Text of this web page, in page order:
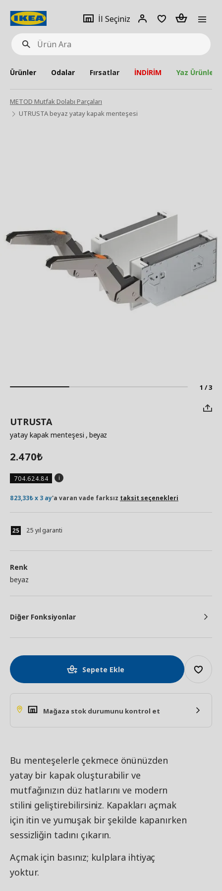
Ürün
Ara
İl Seçiniz
Giriş
Adet
Ürünler Odalar Fırsatlar İNDİRİM Yaz Ürünleri
METOD Mutfak Dolabı Parçaları
UTRUSTA beyaz yatay kapak menteşesi
1 / 3
UTRUSTA
yatay kapak menteşesi , beyaz
2.470₺
704.624.84
823,33₺ x 3 ay'a varan vade farksız taksit seçenekleri
25 yıl garanti
Renk
beyaz
Diğer Fonksiyonlar
Sepete Ekle
Mağaza stok durumunu kontrol et
Bu menteşelerle çekmece önünüzden
yatay bir kapak oluşturabilir ve
mutfağınızın düz hatlarını ve modern
stilini geliştirebilirsiniz. Kapakları açmak
için itin ve yumuşak bir şekilde kapanırken
sessizliğin tadını çıkarın.
Açmak için basınız; kulplara ihtiyaç
yoktur.